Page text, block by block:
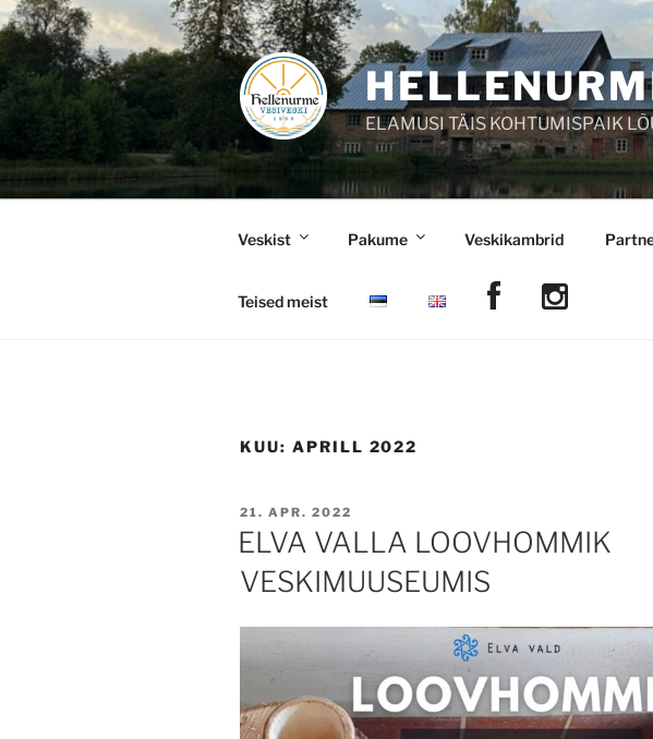
Liigu
sisu
juurde
ELAMUSI TÄIS KOHTUMISPAIK
Veskist Pakume Veskikambrid
Teised meist
KUU: APRILL 2022
POSTED
ON
21. APR. 2022
ELVA VALLA LOOVHOMMIK
VESKIMUUSEUMIS